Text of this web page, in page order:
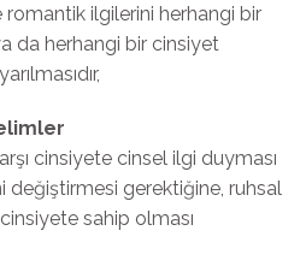
ilgilerini herhangi bir
da herhangi bir cinsiyet
cinsiyete cinsel ilgi duyması
değiştirmesi gerektiğine, ruhsal
sahip olması